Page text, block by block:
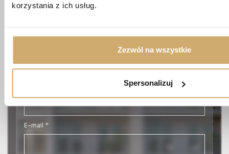
korzystania z ich usług.
Zezwól na wszystkie
Spersonalizuj
Imię *
E-mail *